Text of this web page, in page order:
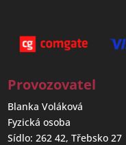
Provozovatel
Blanka Voláková
Fyzická osoba
Sídlo: 262 42, Třebsko 27